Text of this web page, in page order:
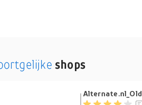
shops
Alternate.nl_Old